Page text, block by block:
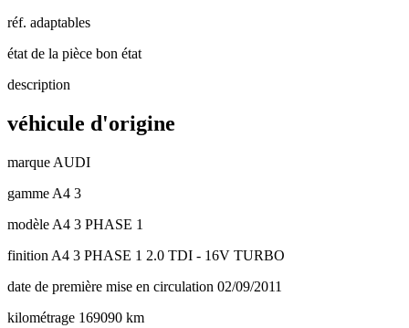
réf. adaptables
état de la pièce bon état
description
véhicule d'origine
marque AUDI
gamme A4 3
modèle A4 3 PHASE 1
finition A4 3 PHASE 1 2.0 TDI - 16V TURBO
date de première mise en circulation 02/09/2011
kilométrage 169090 km